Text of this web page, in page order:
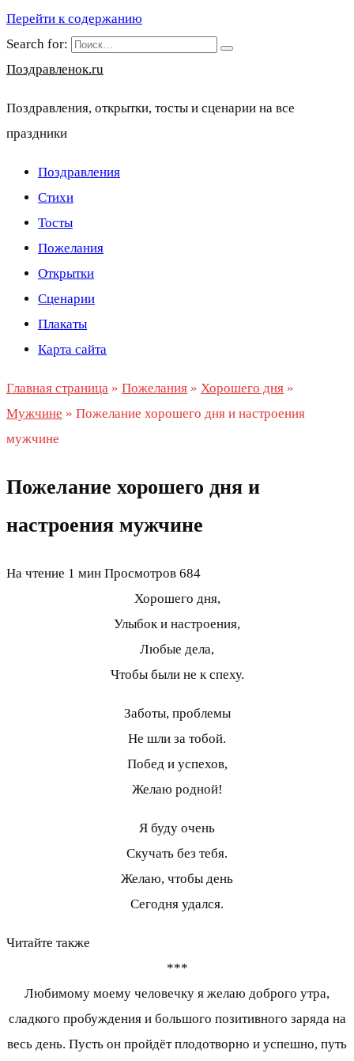
Перейти к содержанию
Search for:
Поздравленок.ru
Поздравления, открытки, тосты и сценарии на все
праздники
Поздравления
Стихи
Тосты
Пожелания
Открытки
Сценарии
Плакаты
Карта сайта
Главная страница » Пожелания » Хорошего дня »
Мужчине » Пожелание хорошего дня и настроения
мужчине
Пожелание хорошего дня и
настроения мужчине
На чтение 1 мин Просмотров 684
Хорошего дня,
Улыбок и настроения,
Любые дела,
Чтобы были не к спеху.
Заботы, проблемы
Не шли за тобой.
Побед и успехов,
Желаю родной!
Я буду очень
Скучать без тебя.
Желаю, чтобы день
Сегодня удался.
Читайте также
***
Любимому моему человечку я желаю доброго утра,
сладкого пробуждения и большого позитивного заряда на
весь день. Пусть он пройдёт плодотворно и успешно, путь